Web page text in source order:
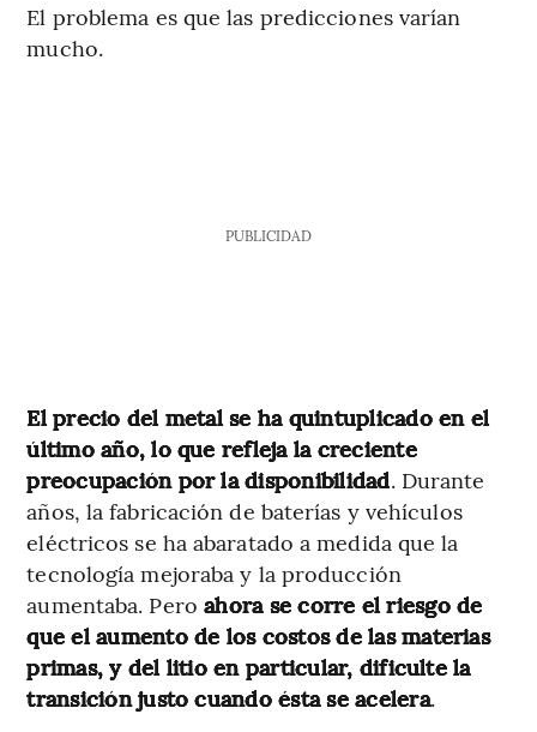
El problema es que las predicciones varían
mucho.
PUBLICIDAD
El precio del metal se ha quintuplicado en el
último año, lo que refleja la creciente
preocupación por la disponibilidad. Durante
años, la fabricación de baterías y vehículos
eléctricos se ha abaratado a medida que la
tecnología mejoraba y la producción
aumentaba. Pero ahora se corre el riesgo de
que el aumento de los costos de las materias
primas, y del litio en particular, dificulte la
transición justo cuando ésta se acelera.